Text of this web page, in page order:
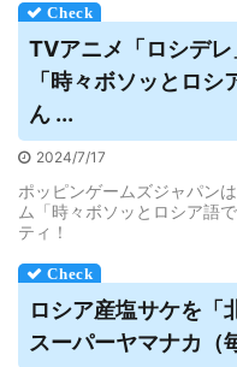
TVアニメ「ロシデ
「時々ボソッと ロシ
ん ...
2024/7/17
ポッピンゲームズジャパン
ム「時々ボソッとロシア語
ティ！
ロシア産塩サケを「
スーパーヤマナカ（